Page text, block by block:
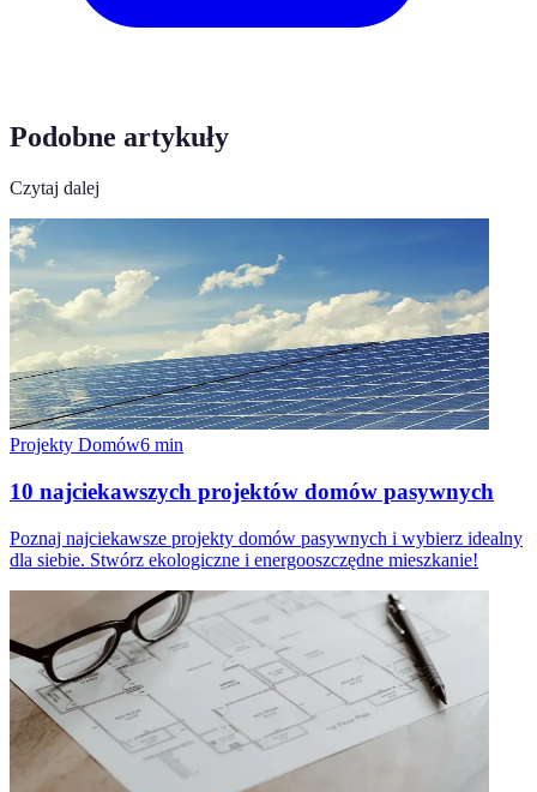
Podobne artykuły
Czytaj dalej
Projekty Domów6 min
10 najciekawszych projektów domów pasywnych
Poznaj najciekawsze projekty domów pasywnych i wybierz idealny
dla siebie. Stwórz ekologiczne i energooszczędne mieszkanie!